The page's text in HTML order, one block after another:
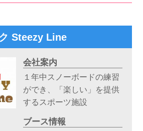
Steezy Line
会社案内
１年中スノーボードの練習
ができ、「楽しい」を提供
するスポーツ施設
ブース情報